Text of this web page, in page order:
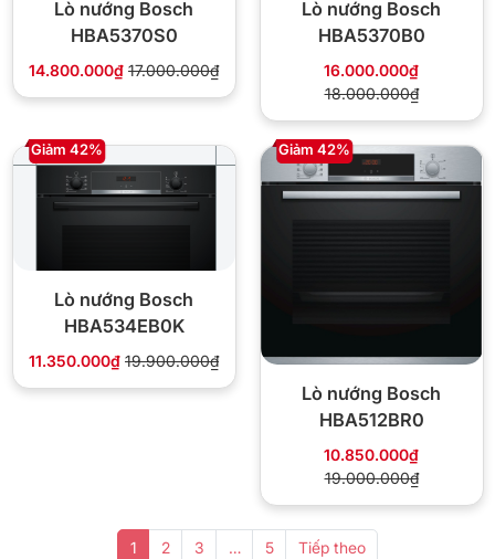
Lò nướng Bosch
HBA5370S0
14.800.000₫ 17.000.000₫
Lò nướng Bosch
HBA5370B0
16.000.000₫
18.000.000₫
Giảm 42%
Lò nướng Bosch
HBA534EB0K
11.350.000₫ 19.900.000₫
Giảm 42%
Lò nướng Bosch
HBA512BR0
10.850.000₫
19.000.000₫
1 2 3 … 5
Tiếp theo